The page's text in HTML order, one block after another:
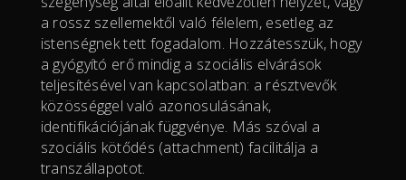
a rossz szellemektől való félelem, esetleg az
istenségnek tett fogadalom. Hozzátesszük, hogy
a gyógyító erő mindig a szociális elvárások
teljesítésével van kapcsolatban: a résztvevők
közösséggel való azonosulásának,
identifikációjának függvénye. Más szóval a
szociális kötődés (attachment) facilitálja a
transzállapotot.